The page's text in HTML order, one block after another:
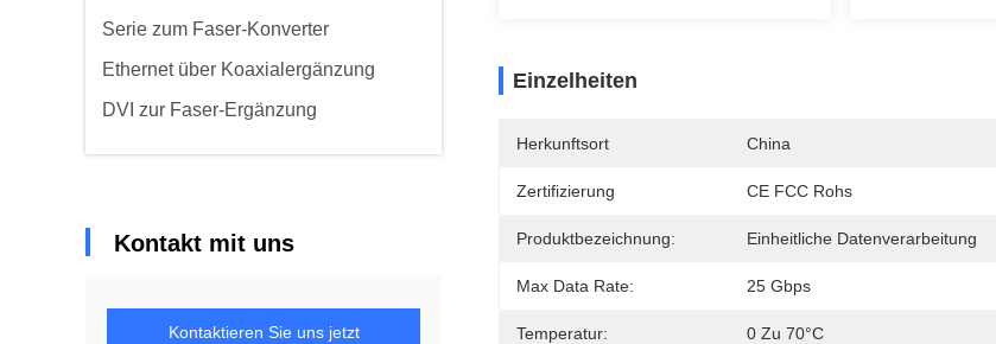
Serie zum Faser-Konverter
Ethernet über Koaxialergänzung
DVI zur Faser-Ergänzung
Kontakt mit uns
Kontaktieren Sie uns jetzt
Einzelheiten
Herkunftsort China
Zertifizierung CE FCC Rohs
Produktbezeichnung: Einheitliche Datenverarbeitung
Max Data Rate: 25 Gbps
Temperatur: 0 Zu 70°C